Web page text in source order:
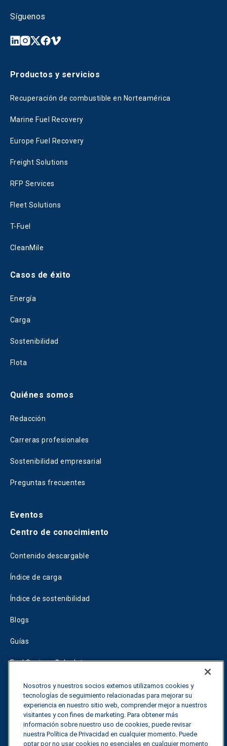
Síguenos
Productos y servicios
Recuperación de combustible en Norteamérica
Marine Fuel Recovery
Europe Fuel Recovery
Freight Solutions
RFP Services
Fleet Solutions
T-Fuel
CleanMile
Casos de éxito
Energía
Carga
Sostenibilidad
Flota
Quiénes somos
Redacción
Carreras profesionales
Sostenibilidad empresarial
Preguntas frecuentes
Eventos
Centro de conocimiento
Contenido descargable
Índice de carga
Índice de sostenibilidad
Blogs
Guías
Fuel Savings Calculator
Calculadora de optimización del transporte
Tariff Tracker
Póngase en contacto con nosotros
Nosotros y nuestros socios externos utilizamos cookies y
tecnologías de seguimiento relacionadas para mejorar su
experiencia en nuestro sitio web, comprender mejor a nuestros
visitantes y con fines de marketing. Para obtener más
información sobre nuestro uso de cookies, puede revisar
nuestra Política de Privacidad en cualquier momento. Puede
optar por no usar cookies no esenciales en cualquier momento